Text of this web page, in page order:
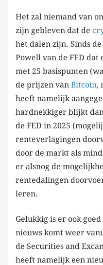
Het zal niemand van
zijn gebleven dat de
het dalen zijn. Sinds
Powell van de FED
met 25 basispunten
de prijzen van Bitcoin,
heeft namelijk
hardnekkiger blijkt
de FED in 2025
renteverlagingen
door de markt als
er alsnog de
rentedalingen
leren.
Gelukkig is er ook
nieuws komt weer
de Securities and
heeft namelijk een